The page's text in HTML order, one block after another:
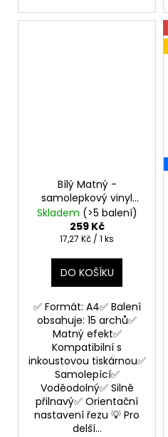
Bílý Matný -
samolepkový vinyl
Samolepící materiál
na výrobu samolepek
Skladem (>5 balení)
259 Kč
Měrná
17,27 Kč / 1 ks
DO KOŠÍKU
✅ Formát: A4✅ Balení
obsahuje: 15 archů✅
Matný efekt✅
Kompatibilní s
inkoustovou tiskárnou✅
Samolepící✅
Voděodolný✅ Silně
přilnavý✅ Orientační
nastavení řezu 💡 Pro
delší...